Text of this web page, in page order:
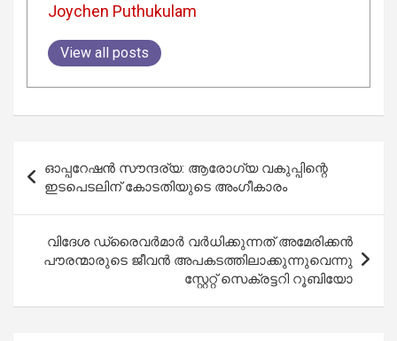
Joychen Puthukulam
View all posts
navigation
ഓപ്പറേഷന്‍ സൗന്ദര്യ: ആരോഗ്യ വകുപ്പിന്റെ
ഇടപെടലിന് കോടതിയുടെ അംഗീകാരം
വിദേശ ഡ്രൈവർമാർ വർധിക്കുന്നത് അമേരിക്കൻ
പൗരന്മാരുടെ ജീവൻ അപകടത്തിലാക്കുന്നുവെന്നു
സ്റ്റേറ്റ് സെക്രട്ടറി റൂബിയോ